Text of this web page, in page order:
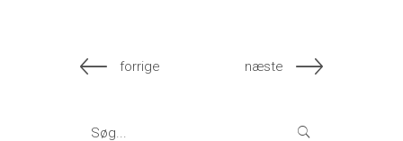
forrige næste
Search